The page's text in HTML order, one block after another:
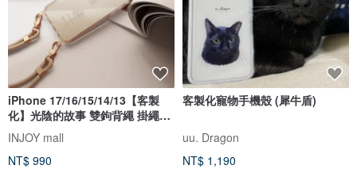
iPhone 17/16/15/14/13【客製
化】光陰的故事 雙鉤背繩 掛繩手
機
INJOY mall
NT$ 990
客製化寵物手機殼 (犀牛盾)
uu. Dragon
NT$ 1,190